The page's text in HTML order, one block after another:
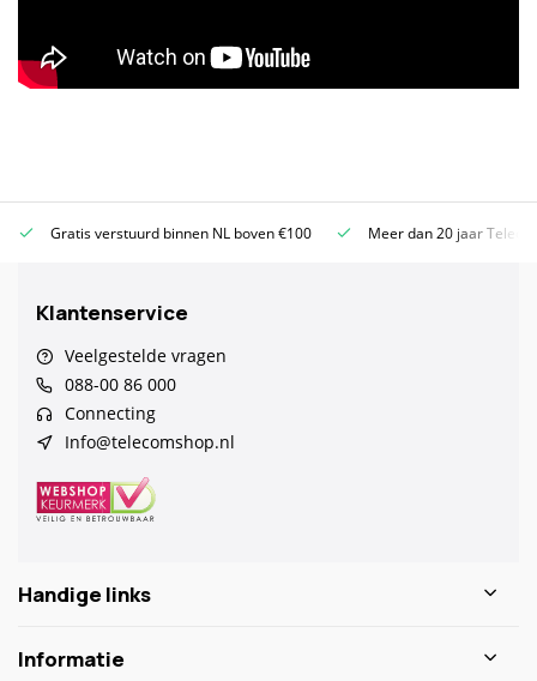
Altijd scherpe prijzen Uitsluitend de beste merken Gratis
Klantenservice
Veelgestelde vragen
088-00 86 000
Connecting
Info@telecomshop.nl
Handige links
Informatie